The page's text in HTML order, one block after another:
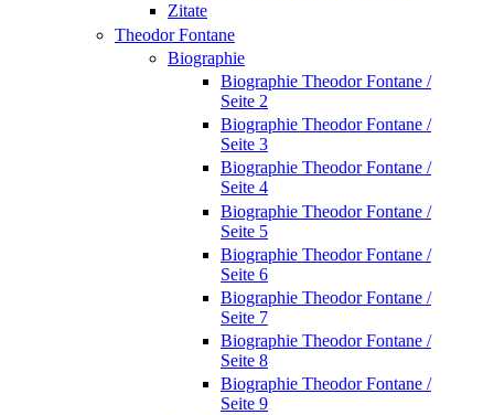
Zitate
Theodor Fontane
Biographie
Biographie Theodor Fontane /
Seite 2
Biographie Theodor Fontane /
Seite 3
Biographie Theodor Fontane /
Seite 4
Biographie Theodor Fontane /
Seite 5
Biographie Theodor Fontane /
Seite 6
Biographie Theodor Fontane /
Seite 7
Biographie Theodor Fontane /
Seite 8
Biographie Theodor Fontane /
Seite 9